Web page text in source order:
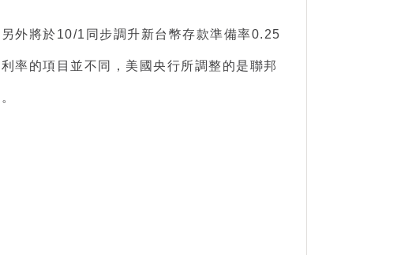
外將於10/1同步調升新台幣存款準備率0.25
率的項目並不同，美國央行所調整的是聯邦